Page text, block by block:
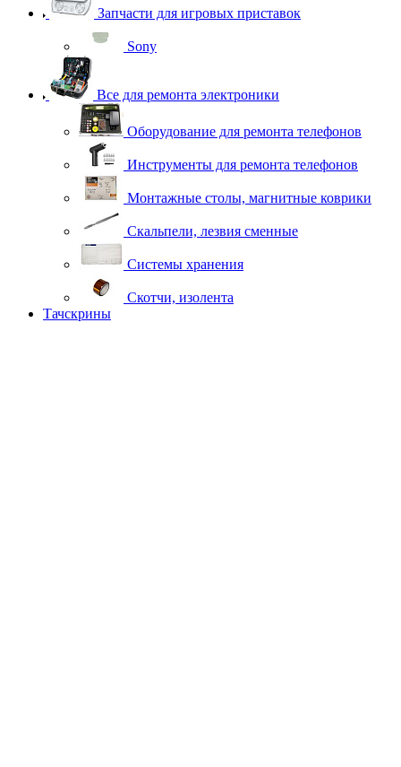
Запчасти для игровых приставок
Sony
Все для ремонта электроники
Оборудование для ремонта телефонов
Инструменты для ремонта телефонов
Монтажные столы, магнитные коврики
Скальпели, лезвия сменные
Системы хранения
Скотчи, изолента
Тачскрины